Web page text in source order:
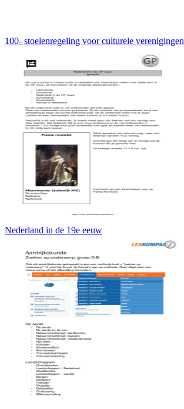
100- stoelenregeling voor culturele verenigingen
Nederland in de 19e eeuw